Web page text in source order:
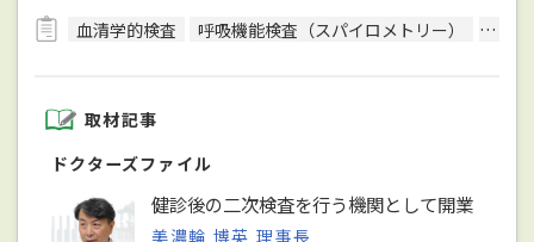
血清学的検査
呼吸機能検査（スパイロメトリー） 骨密
取材記事
ドクターズファイル
健診後の二次検査を行う機関として開業
美濃輪 博英 理事長